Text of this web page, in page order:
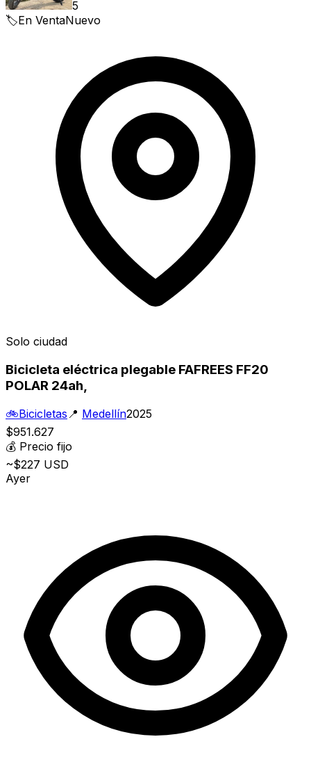
5
🏷️En VentaNuevo
Solo ciudad
Bicicleta eléctrica plegable FAFREES FF20
POLAR 24ah,
🚲Bicicletas 📍 Medellín2025
$951.627
💰 Precio fijo
~$227 USD
Ayer